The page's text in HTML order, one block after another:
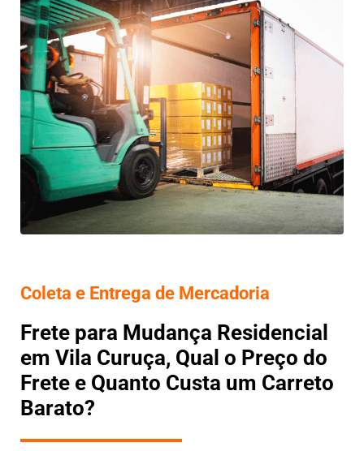
Coleta e Entrega de Mercadoria
Frete para Mudança Residencial
em Vila Curuça, Qual o Preço do
Frete e Quanto Custa um Carreto
Barato?